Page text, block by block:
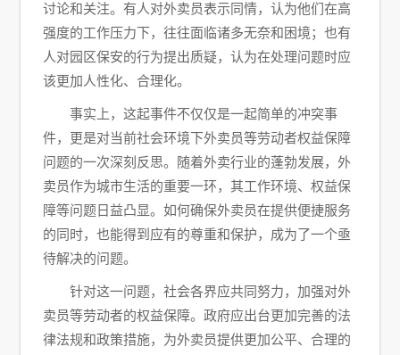
讨论和关注。有人对外卖员表示同情，认为他们在高
强度的工作压力下，往往面临诸多无奈和困境；也有
人对园区保安的行为提出质疑，认为在处理问题时应
该更加人性化、合理化。
事实上，这起事件不仅仅是一起简单的冲突事
件，更是对当前社会环境下外卖员等劳动者权益保障
问题的一次深刻反思。随着外卖行业的蓬勃发展，外
卖员作为城市生活的重要一环，其工作环境、权益保
障等问题日益凸显。如何确保外卖员在提供便捷服务
的同时，也能得到应有的尊重和保护，成为了一个亟
待解决的问题。
针对这一问题，社会各界应共同努力，加强对外
卖员等劳动者的权益保障。政府应出台更加完善的法
律法规和政策措施，为外卖员提供更加公平、合理的